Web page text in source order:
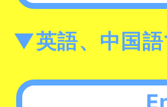
▼英語、中国